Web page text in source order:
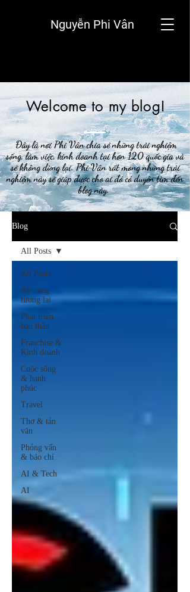
Nguyễn Phi Vân
Đây là nơi Phi Vân chia sẻ những trải nghiệm
sống, làm việc, kinh doanh tại hơn 120 quốc gia và
sẽ không dừng lại. Phi Vân rất mong những trải
nghiệm này sẽ giúp được cho ai đó có duyên tìm đến
blog này.
Welcome to my blog!
Blog
All Posts
Kỹ năng
tương lai
Phát triển
bản thân
Franchise &
Kinh doanh
Cuộc sống
& hạnh
phúc
Travel
Thơ & tản
văn
Phỏng vấn
& báo chí
AI & Tech
AI
All Posts